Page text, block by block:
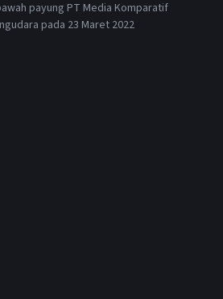
payung PT Media Komparatif
pada 23 Maret 2022